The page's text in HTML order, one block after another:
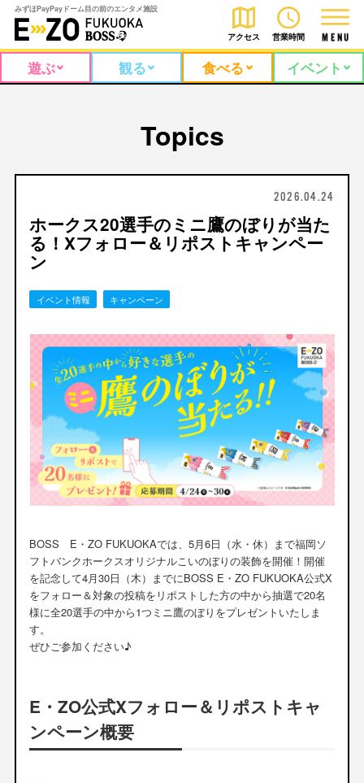
みずほPayPayドーム目の前のエンタメ施設
アクセス 営業時間 M E N U
遊ぶ 観る 食べる イベント
Topics
2026.04.24
ホークス20選手のミニ鷹のぼりが当た
る！Xフォロー＆リポストキャンペー
ン
イベント情報 キャンペーン
BOSS E・ZO FUKUOKAでは、5月6日（水・休）まで福岡ソ
フトバンクホークスオリジナルこいのぼりの装飾を開催！開催
を記念して4月30日（木）までにBOSS E・ZO FUKUOKA公式X
をフォロー＆対象の投稿をリポストした方の中から抽選で20名
様に全20選手の中から1つミニ鷹のぼりをプレゼントいたしま
す。
ぜひご参加ください♪
E・ZO公式Xフォロー＆リポストキャ
ンペーン概要